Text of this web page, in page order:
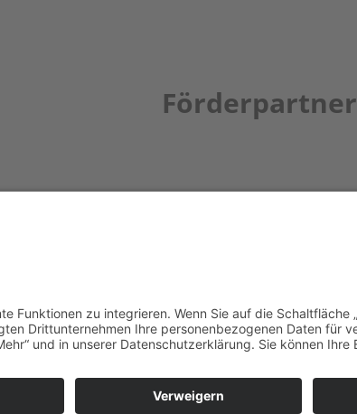
Förderpartner
Dr. Veronika Hofinger
Freyung 1, 92539 Schönsee
Tel.:+49 (0)9674 / 92 48 78
veronika.hofinger@cebb.de